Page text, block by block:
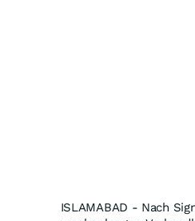
ISLAMABAD - Nach